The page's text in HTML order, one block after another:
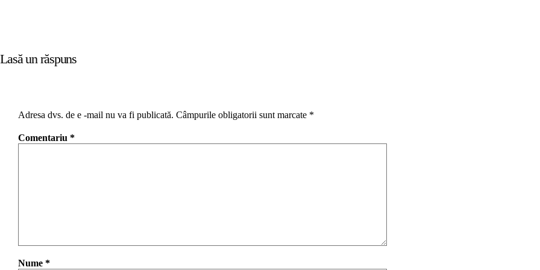
Lasă un răspuns
Adresa dvs. de e -mail nu va fi publicată. Câmpurile obligatorii sunt marcate *
Comentariu *
Nume *